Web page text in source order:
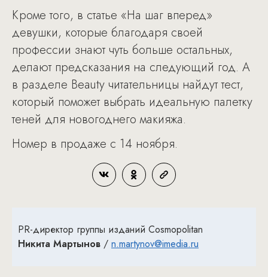
Кроме того, в статье «На шаг вперед»
девушки, которые благодаря своей
профессии знают чуть больше остальных,
делают предсказания на следующий год. А
в разделе Beauty читательницы найдут тест,
который поможет выбрать идеальную палетку
теней для новогоднего макияжа.
Номер в продаже с 14 ноября.
PR-директор группы изданий Cosmopolitan
Никита Мартынов / n.martynov@imedia.ru